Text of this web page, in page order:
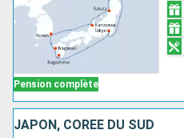
Pension complète
JAPON, CORÉE DU SUD